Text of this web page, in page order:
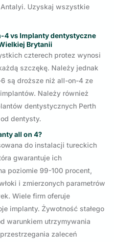
Uzyskaj wszystkie
vs Implanty dentystyczne
Brytanii
czterech protez wynosi
szczękę. Należy jednak
są droższe niż all-on-4 ze
Należy również
dentystycznych Perth
dentysty.
all on 4?
do instalacji tureckich
gwarantuje ich
poziomie 99-100 procent,
i zmierzonych parametrów
Wiele firm oferuje
implanty. Żywotność stałego
warunkiem utrzymywania
zaleceń